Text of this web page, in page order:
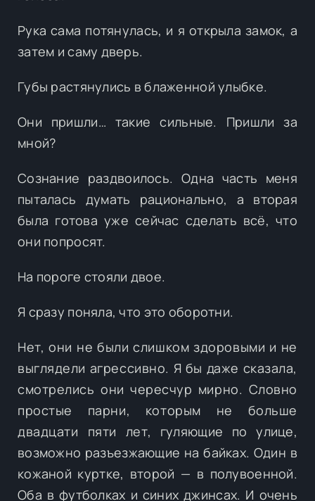
Рука сама потянулась, и я открыла замок, а
затем и саму дверь.
Губы растянулись в блаженной улыбке.
Они пришли… такие сильные. Пришли за
мной?
Сознание раздвоилось. Одна часть меня
пыталась думать рационально, а вторая
была готова уже сейчас сделать всё, что
они попросят.
На пороге стояли двое.
Я сразу поняла, что это оборотни.
Нет, они не были слишком здоровыми и не
выглядели агрессивно. Я бы даже сказала,
смотрелись они чересчур мирно. Словно
простые парни, которым не больше
двадцати пяти лет, гуляющие по улице,
возможно разъезжающие на байках. Один в
кожаной куртке, второй — в полувоенной.
Оба в футболках и синих джинсах. И очень